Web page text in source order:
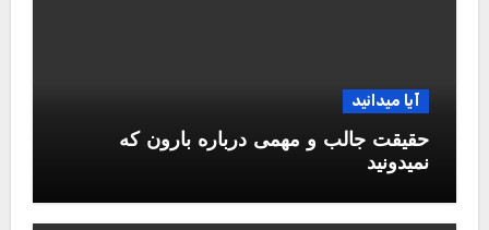
آیا میدانید
حقیقت جالب و مهمی درباره بارون که
نمیدونید